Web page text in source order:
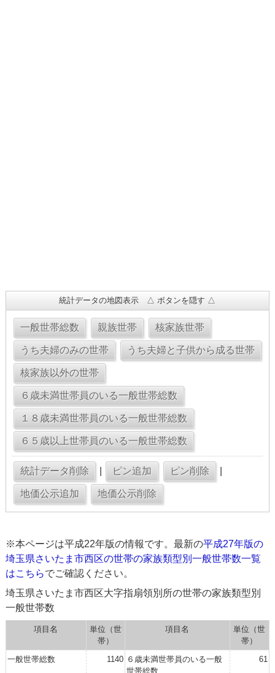
統計データの地図表示 △ ボタンを隠す △
※本ページは平成22年版の情報です。最新の平成27年版の
埼玉県さいたま市西区の世帯の家族類型別一般世帯数一覧
はこちらでご確認ください。
埼玉県さいたま市西区大字指扇領別所の世帯の家族類型別
一般世帯数
項目名
単位（世
帯）
項目名
単位（世
帯）
一般世帯総数
1140 ６歳未満世帯員のいる一般
世帯総数
61